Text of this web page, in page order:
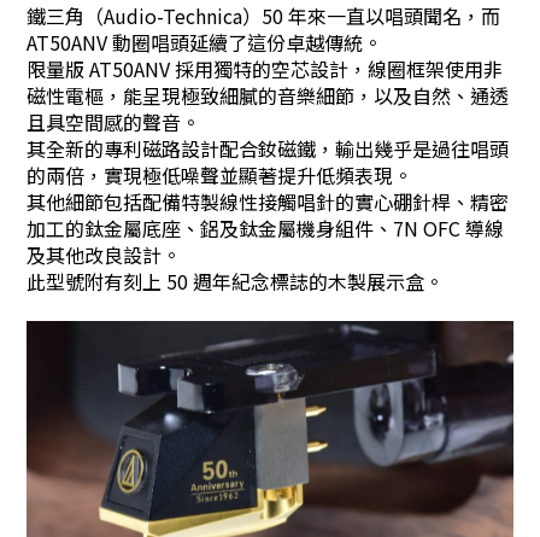
鐵三角（Audio-Technica）50 年來一直以唱頭聞名，而
AT50ANV 動圈唱頭延續了這份卓越傳統。
限量版 AT50ANV 採用獨特的空芯設計，線圈框架使用非
磁性電樞，能呈現極致細膩的音樂細節，以及自然、通透
且具空間感的聲音。
其全新的專利磁路設計配合釹磁鐵，輸出幾乎是過往唱頭
的兩倍，實現極低噪聲並顯著提升低頻表現。
其他細節包括配備特製線性接觸唱針的實心硼針桿、精密
加工的鈦金屬底座、鋁及鈦金屬機身組件、7N OFC 導線
及其他改良設計。
此型號附有刻上 50 週年紀念標誌的木製展示盒。